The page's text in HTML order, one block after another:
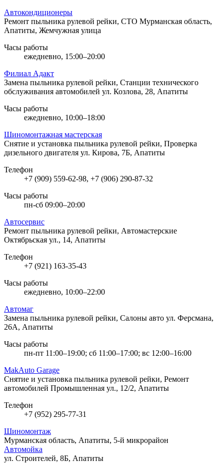
Автокондиционеры
Ремонт пыльника рулевой рейки, СТО Мурманская область,
Апатиты, Жемчужная улица
Часы работы
ежедневно, 15:00–20:00
Филиал Адакт
Замена пыльника рулевой рейки, Станции технического
обслуживания автомобилей ул. Козлова, 28, Апатиты
Часы работы
ежедневно, 10:00–18:00
Шиномонтажная мастерская
Снятие и установка пыльника рулевой рейки, Проверка
дизельного двигателя ул. Кирова, 7Б, Апатиты
Телефон
+7 (909) 559-62-98, +7 (906) 290-87-32
Часы работы
пн-сб 09:00–20:00
Автосервис
Ремонт пыльника рулевой рейки, Автомастерские
Октябрьская ул., 14, Апатиты
Телефон
+7 (921) 163-35-43
Часы работы
ежедневно, 10:00–22:00
Автомаг
Замена пыльника рулевой рейки, Салоны авто ул. Ферсмана,
26А, Апатиты
Часы работы
пн-пт 11:00–19:00; сб 11:00–17:00; вс 12:00–16:00
MakAuto Garage
Снятие и установка пыльника рулевой рейки, Ремонт
автомобилей Промышленная ул., 12/2, Апатиты
Телефон
+7 (952) 295-77-31
Шиномонтаж
Мурманская область, Апатиты, 5-й микрорайон
Автомойка
ул. Строителей, 8Б, Апатиты